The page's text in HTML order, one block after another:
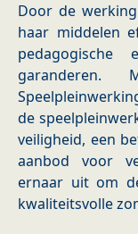
Door de
haar middelen
pedagogische
garanderen.
de
veiligheid, een
aanbod voor
ernaar uit om
kwaliteitsvolle